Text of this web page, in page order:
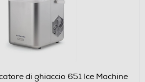
di ghiaccio 651 Ice Machine